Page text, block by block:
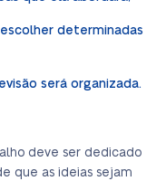
determinadas
será organizada.
deve ser dedicado
que as ideias sejam